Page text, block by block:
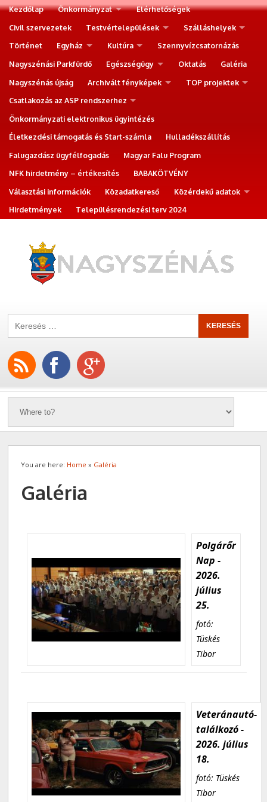
Kezdőlap Önkormányzat
Elérhetőségek
Civil szervezetek
Testvértelepülések
Szálláshelyek
Történet
Egyház Kultúra
Szennyvízcsatornázás
Nagyszénási Parkfürdő
Egészségügy Oktatás
Galéria
Nagyszénás újság
Archivált fényképek
TOP projektek
Csatlakozás az ASP rendszerhez
Önkormányzati elektronikus ügyintézés
Életkezdési támogatás és Start-számla
Hulladékszállítás
Falugazdász ügyfélfogadás
Magyar Falu Program
NFK hirdetmény – értékesítés
BABAKÖTVÉNY
Választási információk
Közadatkereső
Közérdekű adatok
Hirdetmények
Településrendezési terv 2024
You are here: Home » Galéria
Galéria
Polgárőr
Nap -
2026.
július
25.
fotó:
Tüskés
Tibor
Veteránautó-
találkozó -
2026. július
18.
fotó: Tüskés
Tibor